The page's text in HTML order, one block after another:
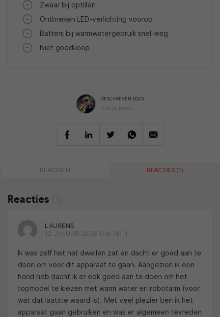
Zwaar bij optillen
Ontbreken LED-verlichting voorop
Batterij bij warmwatergebruik snel leeg
Niet goedkoop
GESCHREVEN DOOR
TOM DIJKEMA
REAGEREN REACTIES (1)
Reacties
LAURENS
12 JANUARI 2026 OM 18:11
Ik was zelf het nat dweilen zat en dacht er goed aan te
doen om voor dit apparaat te gaan. Aangezien ik een
hond heb dacht ik er ook goed aan te doen om het
topmodel te kiezen met warm water en robotarm (voor
wat dat laatste waard is). Met veel plezier ben ik het
apparaat gaan gebruiken en was er algemeen tevreden